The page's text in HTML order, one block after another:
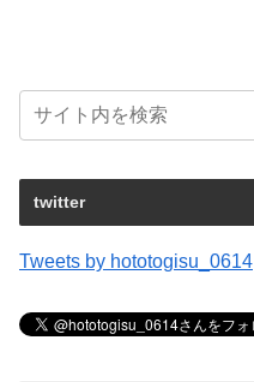
twitter
Tweets by hototogisu_0614